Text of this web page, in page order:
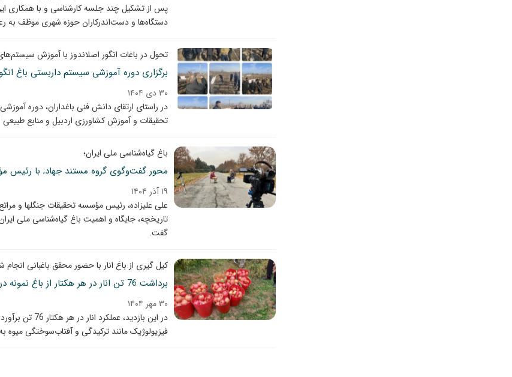
دستگاه‌ها و دست‌اندرکاران حوزه شهری موظف به
تحول در باغات انگور اصلاندوز با آموزش
برگزاری دوره آموزشی سیستم داربستی باغ
۳۰ دی ۱۴۰۴
در راستای ارتقای دانش فنی باغداران، دوره
تحقیقات و آموزش کشاورزی اردبیل و منابع طبیعی
باغ گیاه‌شناسی ملی ایران؛
محور گفت‌وگوی گروه مستند جهاد; با رئیس
۱۹ آذر ۱۴۰۴
علی علیزاده، رئیس مؤسسه تحقیقات جنگلها و
تاریخچه، جایگاه و اهمیت باغ گیاه‌شناسی ملی
گفت.
کیل گیری از باغ انار با حضور محقق باغبانی انجام
برداشت 76 تن انار در هر هکتار از باغ نمونه در گرمی
۳۰ مهر ۱۴۰۴
در این
فیزیولوژیک مانند ترکیدگی و آفتاب‌سوختگی میوه به